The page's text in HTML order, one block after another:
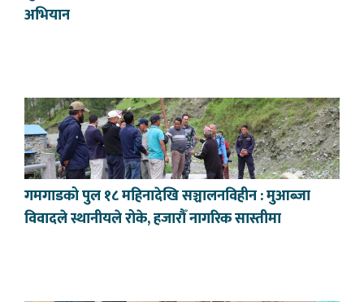
अभियान
गमगाडको पुल १८ महिनादेखि सञ्चालनविहीन : मुआब्जा
विवादले स्थानीयले रोके, हजारौँ नागरिक सास्तीमा